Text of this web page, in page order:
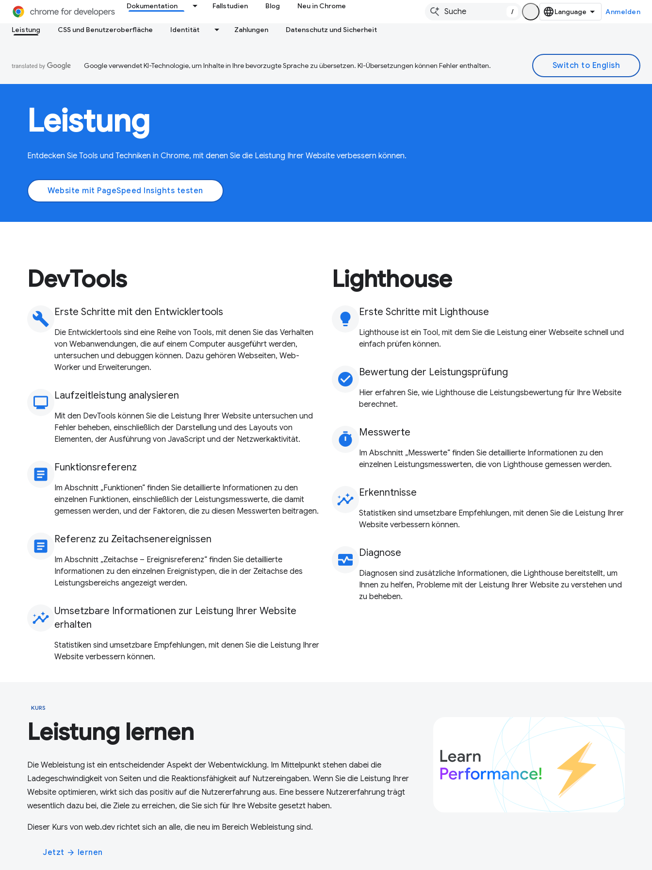
Dokumentation Fallstudien Blog Neu in Chrome
/ Anmelden
Leistung CSS und Benutzeroberfläche Identität Zahlungen Datenschutz und Sicherheit
Google verwendet KI-Technologie, um Inhalte in Ihre bevorzugte Sprache zu übersetzen. KI-Übersetzungen können Fehler enthalten.
Leistung
Entdecken Sie Tools und Techniken in Chrome, mit denen Sie die Leistung Ihrer Website verbessern können.
Website mit PageSpeed Insights testen
DevTools
build Erste Schritte mit den Entwicklertools
Die Entwicklertools sind eine Reihe von Tools, mit denen Sie das Verhalten
von Webanwendungen, die auf einem Computer ausgeführt werden,
untersuchen und debuggen können. Dazu gehören Webseiten, Web-
Worker und Erweiterungen.
monitoring
Laufzeitleistung analysieren
Mit den DevTools können Sie die Leistung Ihrer Website untersuchen und
Fehler beheben, einschließlich der Darstellung und des Layouts von
Elementen, der Ausführung von JavaScript und der Netzwerkaktivität.
article Funktionsreferenz
Im Abschnitt „Funktionen“ finden Sie detaillierte Informationen zu den
einzelnen Funktionen, einschließlich der Leistungsmesswerte, die damit
gemessen werden, und der Faktoren, die zu diesen Messwerten beitragen.
article Referenz zu Zeitachsenereignissen
Im Abschnitt „Zeitachse – Ereignisreferenz“ finden Sie detaillierte
Informationen zu den einzelnen Ereignistypen, die in der Zeitachse des
Leistungsbereichs angezeigt werden.
insights Umsetzbare Informationen zur Leistung Ihrer Website
erhalten
Statistiken sind umsetzbare Empfehlungen, mit denen Sie die Leistung Ihrer
Website verbessern können.
Lighthouse
lightbulb Erste Schritte mit Lighthouse
Lighthouse ist ein Tool, mit dem Sie die Leistung einer Webseite schnell und
einfach prüfen können.
check_circle Bewertung der Leistungsprüfung
Hier erfahren Sie, wie Lighthouse die Leistungsbewertung für Ihre Website
berechnet.
timer Messwerte
Im Abschnitt „Messwerte“ finden Sie detaillierte Informationen zu den
einzelnen Leistungsmesswerten, die von Lighthouse gemessen werden.
insights Erkenntnisse
Statistiken sind umsetzbare Empfehlungen, mit denen Sie die Leistung Ihrer
Website verbessern können.
monitor_heart Diagnose
Diagnosen sind zusätzliche Informationen, die Lighthouse bereitstellt, um
Ihnen zu helfen, Probleme mit der Leistung Ihrer Website zu verstehen und
zu beheben.
KURS
Leistung lernen
Die Webleistung ist ein entscheidender Aspekt der Webentwicklung. Im Mittelpunkt stehen dabei die
Ladegeschwindigkeit von Seiten und die Reaktionsfähigkeit auf Nutzereingaben. Wenn Sie die Leistung Ihrer
Website optimieren, wirkt sich das positiv auf die Nutzererfahrung aus. Eine bessere Nutzererfahrung trägt
wesentlich dazu bei, die Ziele zu erreichen, die Sie sich für Ihre Website gesetzt haben.
Dieser Kurs von web.dev richtet sich an alle, die neu im Bereich Webleistung sind.
Jetzt arrow_forward lernen